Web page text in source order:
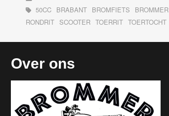
50CC BRABANT BROMFIETS BROMMER
RONDRIT SCOOTER TOERRIT TOERTOCHT
Over ons